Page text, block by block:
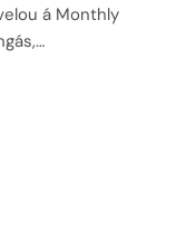
á Monthly